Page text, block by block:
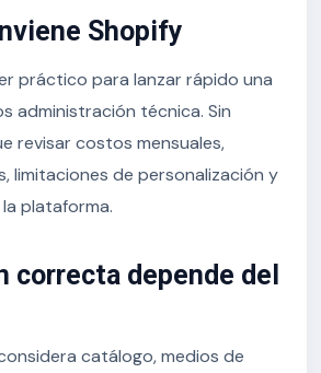
Shopify
práctico para lanzar rápido una
administración técnica. Sin
revisar costos mensuales,
limitaciones de personalización y
plataforma.
correcta depende del
catálogo, medios de